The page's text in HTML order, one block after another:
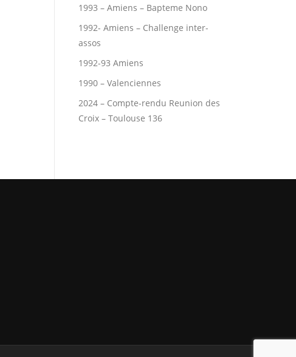
1993 – Amiens – Bapteme Nono
1992- Amiens – Challenge inter-
assos
1992-93 Amiens
1990 – Valenciennes
2024 – Compte-rendu Reunion des
Croix – Toulouse 136